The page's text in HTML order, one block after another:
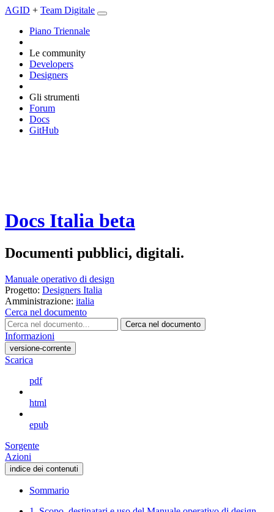
AGID + Team Digitale
Piano Triennale
Le community
Developers
Designers
Gli strumenti
Forum
Docs
GitHub
Docs Italia beta
Documenti pubblici, digitali.
Manuale operativo di design
Progetto: Designers Italia
Amministrazione: italia
Cerca nel documento
Cerca nel documento
Informazioni
versione-corrente
Scarica
pdf
html
epub
Sorgente
Azioni
indice dei contenuti
Sommario